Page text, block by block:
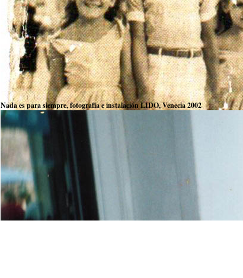
Nada es para siempre, fotografía e instalación LIDO, Venecia 2002